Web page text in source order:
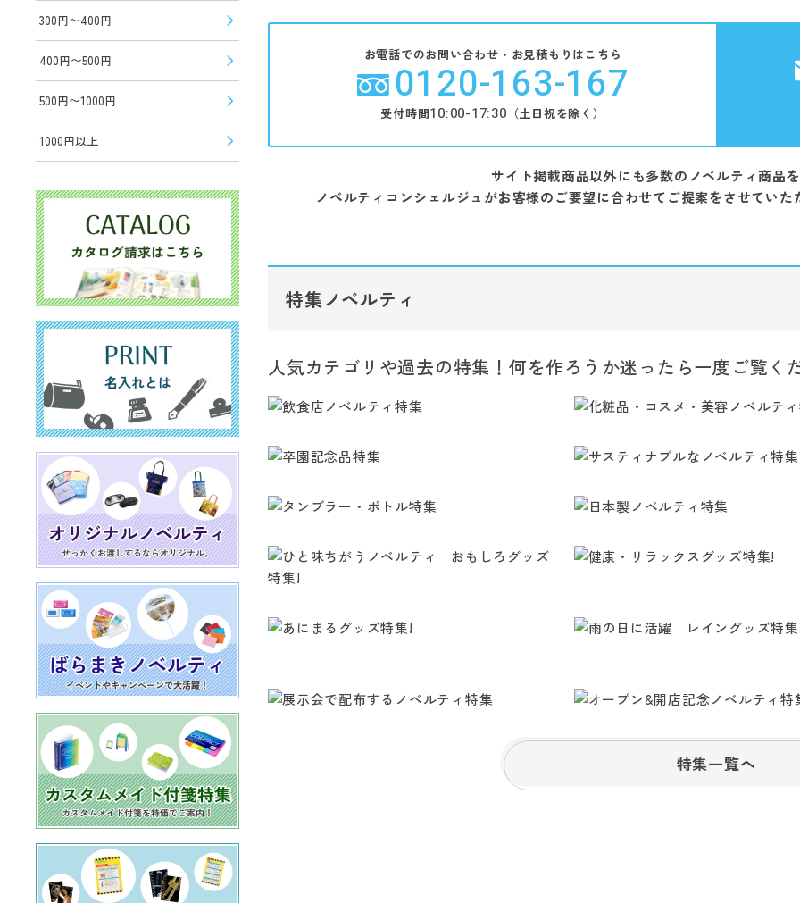
300円〜400円
400円〜500円
500円〜1000円
1000円以上
お電話でのお問い合わせ・お見積もりはこちら
0120-163-167
受付時間10:00-17:30 （土日祝を除く）
サイト掲載商品以外にも多数のノベルティ商品
ノベルティコンシェルジュがお客様のご要望に合わせてご提案をさせてい
特集ノベルティ
人気カテゴリや過去の特集！何を作ろうか迷ったら一度ご覧く
特集一覧へ